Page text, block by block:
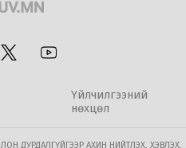
Үйлчилгээний
нөхцөл
ДУРДАЛГҮЙГЭЭР АХИН НИЙТЛЭХ, ХЭВЛЭХ,